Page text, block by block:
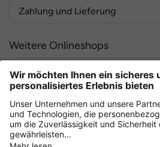
Zahlung und Lieferung
Weitere Onlineshops
Deutschland
Sicher einkaufen mit